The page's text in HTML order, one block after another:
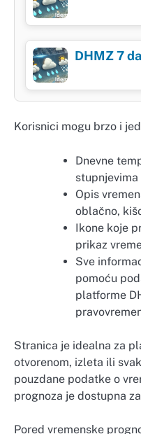
DHMZ 7
Korisnici mogu brzo i
Dnevne
stupnjevima
Opis
oblačno,
Ikone koje
prikaz
Sve
pomoću
platforme
Stranica je idealna za
otvorenom, izleta ili
pouzdane podatke o
prognoza je dostupna
Pored vremenske